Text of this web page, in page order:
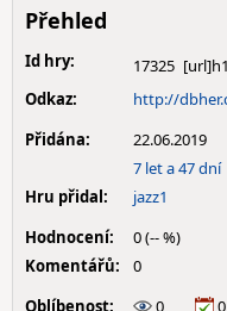
Přehled
Id hry:
17325
Odkaz:
http://
Přidána:
22.06.2019
7 let a 47 dní
Hru přidal:
jazz1
Hodnocení:
0 (-- %)
Komentářů:
0
Oblíbenost:
0
0